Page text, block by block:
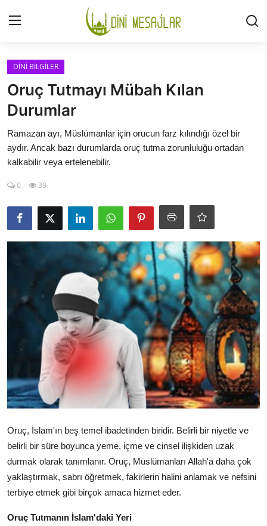
Giriş
İLETİŞİM
GÜNDEM
HAKKIMIZDA
DESTEKLİYORUM
SURELER
KİMDİR?
DİNİ MESAJLAR
KISSADAN HİSSE
DİNİ BİLGİLER
DİNİ BİLGİLER
Oruç Tutmayı Mübah Kılan
Durumlar
Ramazan ayı, Müslümanlar için orucun farz kılındığı özel bir
aydır. Ancak bazı durumlarda oruç tutma zorunluluğu ortadan
kalkabilir veya ertelenebilir.
0 39
Oruç, İslam'ın beş temel ibadetinden biridir. Belirli bir niyetle ve
belirli bir süre boyunca yeme, içme ve cinsel ilişkiden uzak
durmak olarak tanımlanır. Oruç, Müslümanları Allah'a daha çok
yaklaştırmak, sabrı öğretmek, fakirlerin halini anlamak ve nefsini
terbiye etmek gibi birçok amaca hizmet eder.
Oruç Tutmanın İslam'daki Yeri